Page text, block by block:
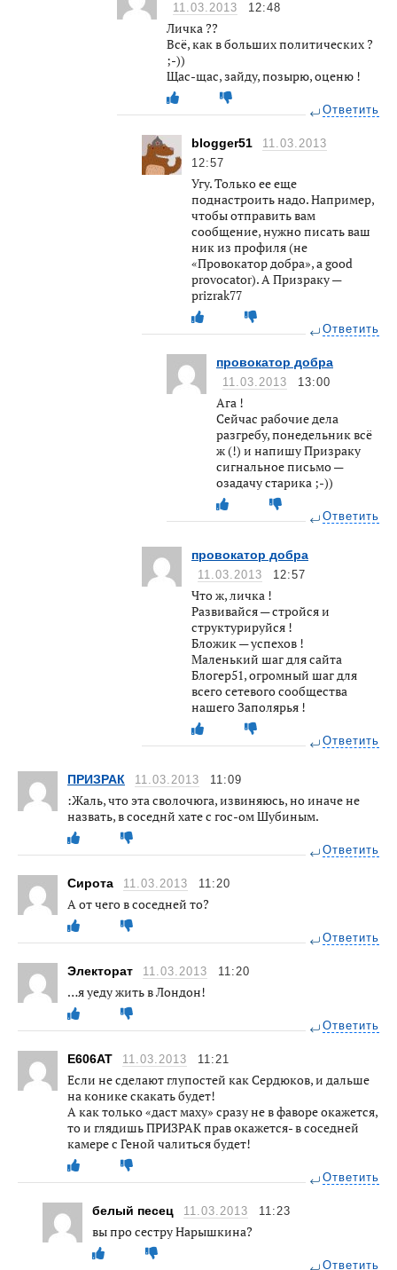
11.03.2013 12:48
Личка ??
Всё, как в больших политических ?
;-))
Щас-щас, зайду, позырю, оценю !
Ответить
blogger51
11.03.2013
12:57
Угу. Только ее еще
поднастроить надо. Например,
чтобы отправить вам
сообщение, нужно писать ваш
ник из профиля (не
«Провокатор добра», а good
provocator). А Призраку —
prizrak77
Ответить
провокатор добра
11.03.2013 13:00
Ага !
Сейчас рабочие дела
разгребу, понедельник всё
ж (!) и напишу Призраку
сигнальное письмо —
озадачу старика ;-))
Ответить
провокатор добра
11.03.2013 12:57
Что ж, личка !
Развивайся — стройся и
структурируйся !
Бложик — успехов !
Маленький шаг для сайта
Блогер51, огромный шаг для
всего сетевого сообщества
нашего Заполярья !
Ответить
ПРИЗРАК 11.03.2013 11:09
:Жаль, что эта сволочюга, извиняюсь, но иначе не
назвать, в соседнй хате с гос-ом Шубиным.
Ответить
Сирота 11.03.2013 11:20
А от чего в соседней то?
Ответить
Электорат 11.03.2013 11:20
…я уеду жить в Лондон!
Ответить
E606AT 11.03.2013 11:21
Если не сделают глупостей как Сердюков, и дальше
на конике скакать будет!
А как только «даст маху» сразу не в фаворе окажется,
то и глядишь ПРИЗРАК прав окажется- в соседней
камере с Геной чалиться будет!
Ответить
белый песец 11.03.2013 11:23
вы про сестру Нарышкина?
Ответить